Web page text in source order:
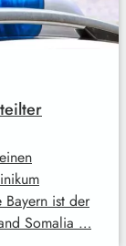
ist der
Somalia …